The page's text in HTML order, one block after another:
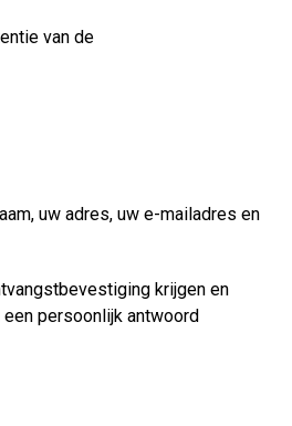
van de
uw adres, uw e-mailadres en
krijgen en
persoonlijk antwoord